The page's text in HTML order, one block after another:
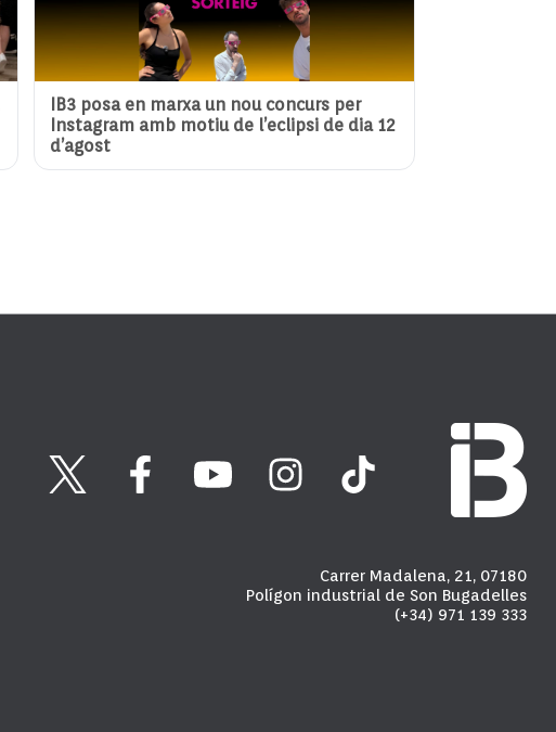
IB3 posa en marxa un nou concurs per
Instagram amb motiu de l’eclipsi de dia 12
d’agost
Carrer Madalena, 21, 07180
Polígon industrial de Son Bugadelles
(+34) 971 139 333